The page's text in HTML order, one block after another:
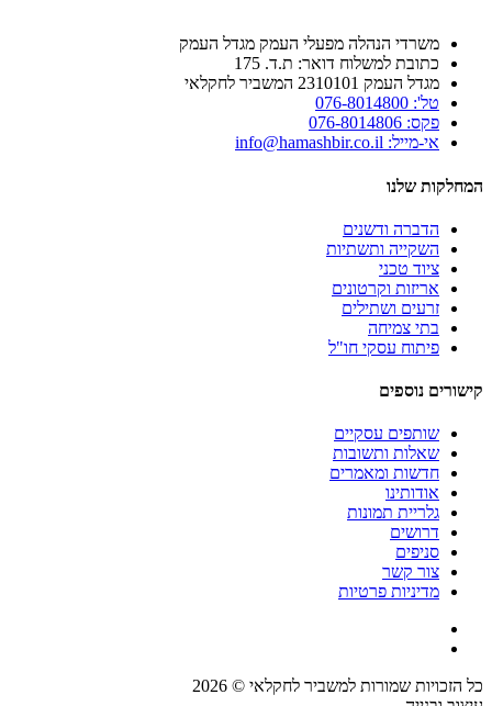
משרדי הנהלה מפעלי העמק מגדל העמק
כתובת למשלוח דואר: ת.ד. 175
מגדל העמק 2310101 המשביר לחקלאי
טל': 076-8014800
פקס: 076-8014806
אי-מייל: info@hamashbir.co.il
המחלקות שלנו
הדברה ודשנים
השקייה ותשתיות
ציוד טכני
אריזות וקרטונים
זרעים ושתילים
בתי צמיחה
פיתוח עסקי חו"ל
קישורים נוספים
שותפים עסקיים
שאלות ותשובות
חדשות ומאמרים
אודותינו
גלריית תמונות
דרושים
סניפים
צור קשר
מדיניות פרטיות
כל הזכויות שמורות למשביר לחקלאי © 2026